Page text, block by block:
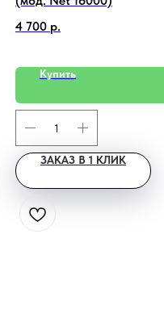
4 700 р.
Купить
ЗАКАЗ В 1 КЛИК